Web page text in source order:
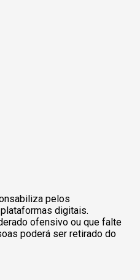
pelos
digitais.
ofensivo ou que falte
poderá ser retirado do